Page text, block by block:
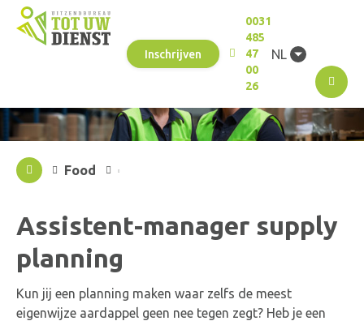
Inschrijven
0031
485
47
00
26
NL
Food
Assistent-manager supply
planning
Kun jij een planning maken waar zelfs de meest
eigenwijze aardappel geen nee tegen zegt? Heb je een